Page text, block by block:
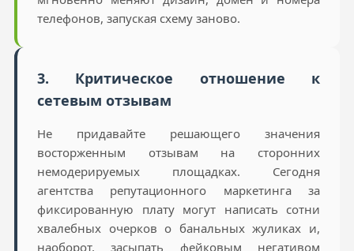
телефонов, запуская схему заново.
3. Критическое отношение к
сетевым отзывам
Не придавайте решающего значения
восторженным отзывам на сторонних
немодерируемых площадках. Сегодня
агентства репутационного маркетинга за
фиксированную плату могут написать сотни
хвалебных очерков о банальных жуликах и,
наоборот, засыпать фейковым негативом